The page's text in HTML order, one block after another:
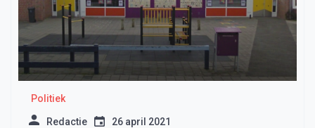
Politiek
Redactie 26 april 2021